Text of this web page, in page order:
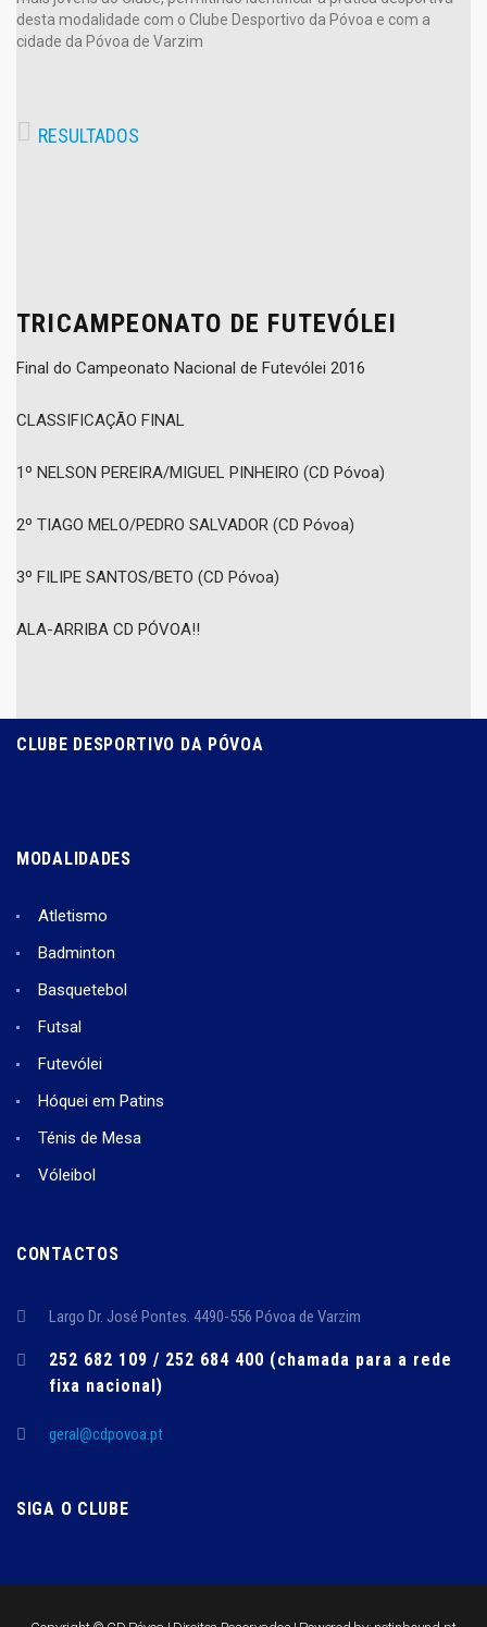
desta modalidade com o Clube Desportivo da Póvoa e com a
cidade da Póvoa de Varzim
RESULTADOS
TRICAMPEONATO DE FUTEVÓLEI
Final do Campeonato Nacional de Futevólei 2016
CLASSIFICAÇÃO FINAL
1º NELSON PEREIRA/MIGUEL PINHEIRO (CD Póvoa)
2º TIAGO MELO/PEDRO SALVADOR (CD Póvoa)
3º FILIPE SANTOS/BETO (CD Póvoa)
ALA-ARRIBA CD PÓVOA!!
CLUBE DESPORTIVO DA PÓVOA
MODALIDADES
Atletismo
Badminton
Basquetebol
Futsal
Futevólei
Hóquei em Patins
Ténis de Mesa
Vóleibol
CONTACTOS
Largo Dr. José Pontes. 4490-556 Póvoa de Varzim
252 682 109 / 252 684 400 (chamada para a rede
fixa nacional)
geral@cdpovoa.pt
SIGA O CLUBE